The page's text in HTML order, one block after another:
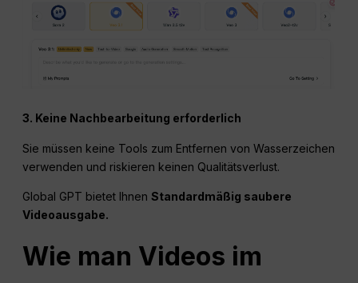
3. Keine Nachbearbeitung erforderlich
Sie müssen keine Tools zum Entfernen von Wasserzeichen
verwenden und riskieren keinen Qualitätsverlust.
Global GPT bietet IhnenStandardmäßig saubere
Videoausgabe.
Wie man Videos im